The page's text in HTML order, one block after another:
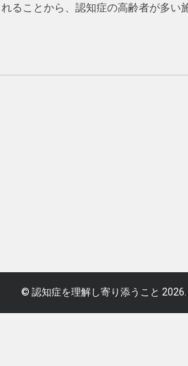
ることから、認知症の高齢者が多い
© 認知症を理解し寄り添うこと